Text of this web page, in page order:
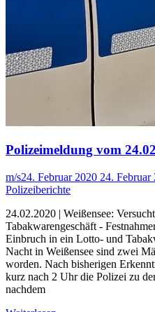
Polizeimeldung vom
m/s24. Februar 2020 24. Februar
Polizeiberichte
24.02.2020 | Weißensee:
Tabakwarengeschäft -
Einbruch in ein Lotto- und
Nacht in Weißensee sind zwei
worden. Nach bisherigen
kurz nach 2 Uhr die Polizei zu
nachdem